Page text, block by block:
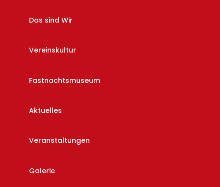
Das sind Wir
Vereinskultur
Fastnachtsmuseum
Aktuelles
Veranstaltungen
Galerie